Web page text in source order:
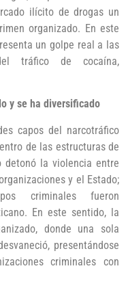
ilícito de drogas un
organizado. En este
un golpe real a las
tráfico de cocaína,
y se ha diversificado
capos del narcotráfico
de las estructuras de
detonó la violencia entre
y el Estado;
criminales fueron
En este sentido, la
donde una sola
presentándose
criminales con